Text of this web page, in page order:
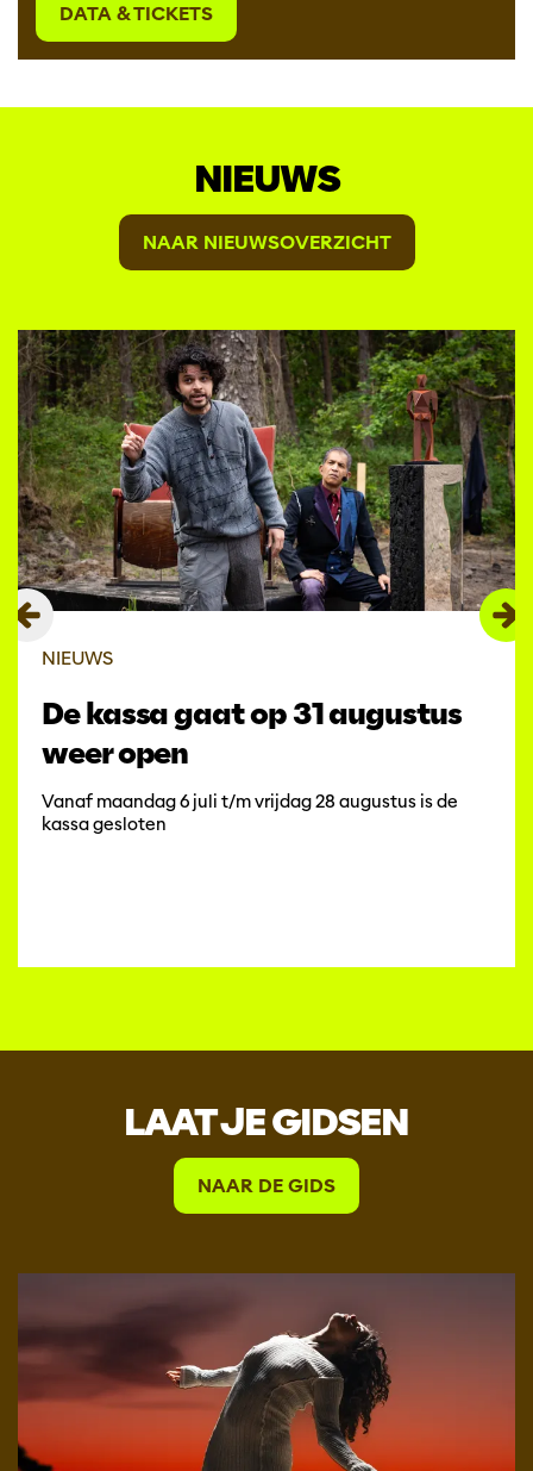
DATA & TICKETS
NIEUWS
NAAR NIEUWSOVERZICHT
De kassa gaat op 31 augustus
weer open
Vanaf maandag 6 juli t/m vrijdag 28 augustus is de
kassa gesloten
NIEUWS
LAAT JE GIDSEN
NAAR DE GIDS